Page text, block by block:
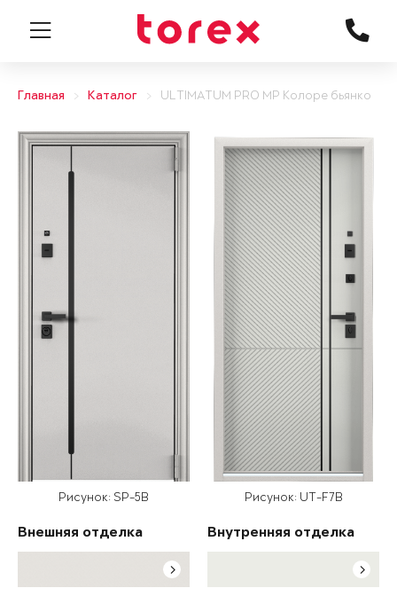
Главная Каталог ULTIMATUM PRO MP Колоре бьянко
Рисунок: SP-5B
Внешняя отделка
Рисунок: UT-F7B
Внутренняя отделка